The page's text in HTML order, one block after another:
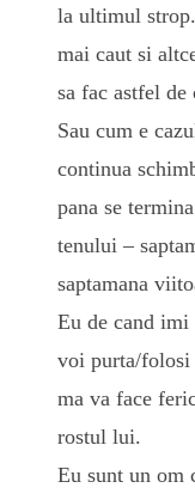
la ultimul
mai caut si
sa fac astfel
Sau cum e
continua
pana se
tenului –
saptamana
Eu de cand imi
voi purta/folosi
ma va face
rostul lui.
Eu sunt un om